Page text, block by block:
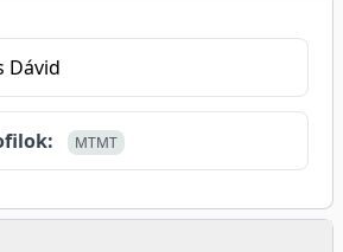
Dávid
MTMT